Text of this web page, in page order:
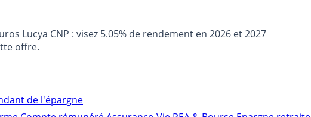
Lucya CNP : visez 5.05% de rendement en 2026 et 2027
offre.
de l'épargne